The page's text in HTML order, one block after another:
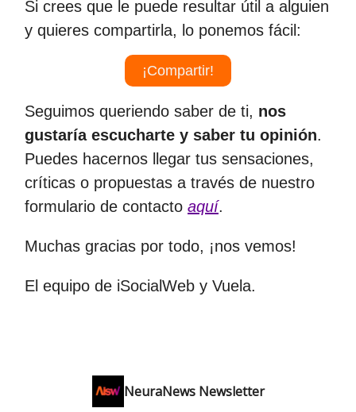
Si crees que le puede resultar útil a alguien
y quieres compartirla, lo ponemos fácil:
¡Compartir!
Seguimos queriendo saber de ti, nos
gustaría escucharte y saber tu opinión.
Puedes hacernos llegar tus sensaciones,
críticas o propuestas a través de nuestro
formulario de contacto aquí.
Muchas gracias por todo, ¡nos vemos!
El equipo de iSocialWeb y Vuela.
NeuraNews Newsletter